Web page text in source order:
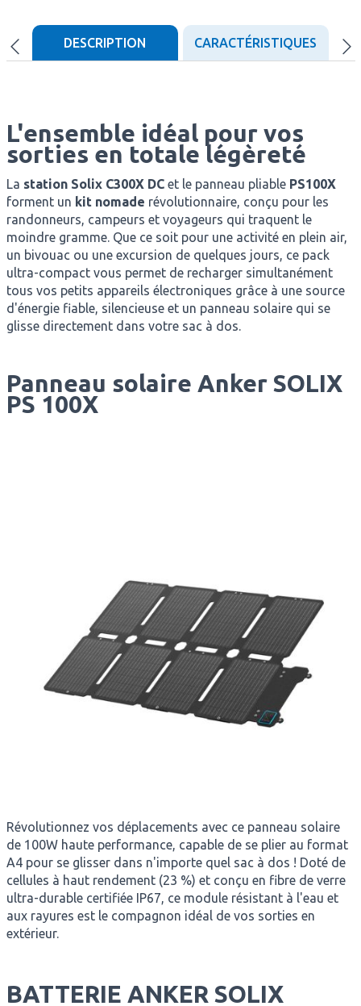
DESCRIPTION CARACTÉRISTIQUES
L'ensemble idéal pour vos
sorties en totale légèreté
La station Solix C300X DCet le panneau pliable PS100X
forment un kit nomade révolutionnaire, conçu pour les
randonneurs, campeurs et voyageurs qui traquent le
moindre gramme. Que ce soit pour une activité en plein air,
un bivouac ou une excursion de quelques jours, ce pack
ultra-compact vous permet de recharger simultanément
tous vos petits appareils électroniques grâce à une source
d'énergie fiable, silencieuse et un panneau solaire qui se
glisse directement dans votre sac à dos.
Panneau solaire Anker SOLIX
PS 100X
Révolutionnez vos déplacements avec ce panneau solaire
de 100W haute performance, capable de se plier au format
A4 pour se glisser dans n'importe quel sac à dos ! Doté de
cellules à haut rendement (23 %) et conçu en fibre de verre
ultra-durable certifiée IP67, ce module résistant à l'eau et
aux rayures est le compagnon idéal de vos sorties en
extérieur.
BATTERIE ANKER SOLIX